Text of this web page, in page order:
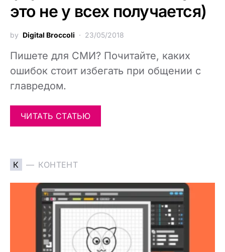
это не у всех получается)
by Digital Broccoli 23/05/2018
Пишете для СМИ? Почитайте, каких
ошибок стоит избегать при общении с
главредом.
ЧИТАТЬ СТАТЬЮ
К КОНТЕНТ